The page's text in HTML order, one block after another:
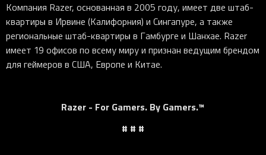
Компания Razer, основанная в 2005 году, имеет две штаб-
квартиры в Ирвине (Калифорния) и Сингапуре, а также
региональные штаб-квартиры в Гамбурге и Шанхае. Razer
имеет 19 офисов по всему миру и признан ведущим брендом
для геймеров в США, Европе и Китае.
Razer - For Gamers. By Gamers.™
# # #